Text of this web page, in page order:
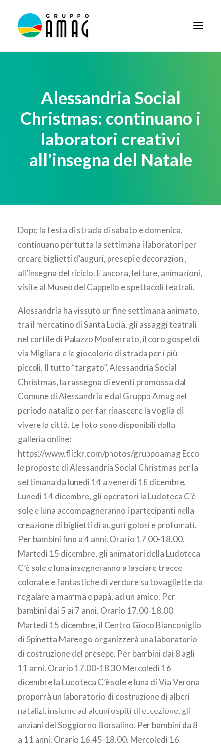
IL GRUPPO
BANDI E AVVISI
SOCIETÀ TRASPARENTE
NEWS
AREA CLIENTI
Alessandria Social
Christmas: continuano i
laboratori creativi
all'insegna del Natale
Dopo la festa di strada di sabato e domenica,
continuano per tutta la settimana i laboratori per
creare biglietti d’auguri, presepi e decorazioni,
all’insegna del riciclo. E ancora, letture, animazioni,
visite al Museo del Cappello e spettacoli teatrali.
Alessandria ha vissuto un fine settimana animato,
tra il mercatino di Santa Lucia, gli assaggi teatrali
nel cortile di Palazzo Monferrato, il coro gospel di
via Migliara e le giocolerie di strada per i più
piccoli. Il tutto “targato”, Alessandria Social
Christmas, la rassegna di eventi promossa dal
Comune di Alessandria e dal Gruppo Amag nel
periodo natalizio per far rinascere la voglia di
vivere la città. Le foto sono disponibili dalla
galleria online:
https://www.flickr.com/photos/gruppoamag Ecco
le proposte di Alessandria Social Christmas per la
settimana da lunedì 14 a venerdì 18 dicembre.
Lunedì 14 dicembre, gli operatori la Ludoteca C’è
sole e luna accompagneranno i partecipanti nella
creazione di biglietti di auguri golosi e profumati.
Per bambini fino a 4 anni. Orario 17.00-18.00.
Martedì 15 dicembre, gli animatori della Ludoteca
C’è sole e luna insegneranno a lasciare tracce
colorate e fantastiche di verdure su tovagliette da
regalare a mamma e papà, ad un amico. Per
bambini dai 5 ai 7 anni. Orario 17.00-18.00
Martedì 15 dicembre, il Centro Gioco Bianconiglio
di Spinetta Marengo organizzerà una laboratorio
di costruzione del presepe. Per bambini dai 8 agli
11 anni. Orario 17.00-18.30 Mercoledì 16
dicembre la Ludoteca C’è sole e luna di Via Verona
proporrà un laboratorio di costruzione di alberi
natalizi, insieme ad alcuni ospiti di eccezione, gli
anziani del Soggiorno Borsalino. Per bambini da 8
a 11 anni. Orario 16.45-18.00. Mercoledì 16